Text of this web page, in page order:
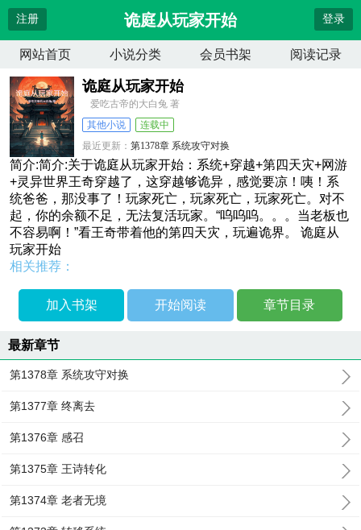
注册 诡庭从玩家开始 登录
网站首页 小说分类 会员书架 阅读记录
诡庭从玩家开始
爱吃古帝的大白兔 著
其他小说
连载中
最近更新：第1378章 系统攻守对换
更新时间： 2026-07-17 02:09:35
简介:简介:关于诡庭从玩家开始：系统+穿越+第四天灾+网游
+灵异世界王奇穿越了，这穿越够诡异，感觉要凉！咦！系
统爸爸，那没事了！玩家死亡，玩家死亡，玩家死亡。对不
起，你的余额不足，无法复活玩家。“呜呜呜。。。当老板也
不容易啊！”看王奇带着他的第四天灾，玩遍诡界。 诡庭从
玩家开始
相关推荐：
加入书架 开始阅读 章节目录
最新章节
第1378章 系统攻守对换
第1377章 终离去
第1376章 感召
第1375章 王诗转化
第1374章 老者无境